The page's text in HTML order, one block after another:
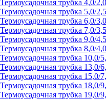
Термоусадочная трубка 4,0/2,0
Термоусадочная трубка 5,0/
Термоусадочная трубка 6,0/3,0
Термоусадочная трубка 7,0/
Термоусадочная трубка 9,0/4,5
Термоусадочная трубка 8,0/4,0
Термоусадочная трубка 10,0/
Термоусадочная трубка 13,0/
Термоусадочная трубка 15,0/
Термоусадочная трубка 18,0/
Термоусадочная трубка 19,0/